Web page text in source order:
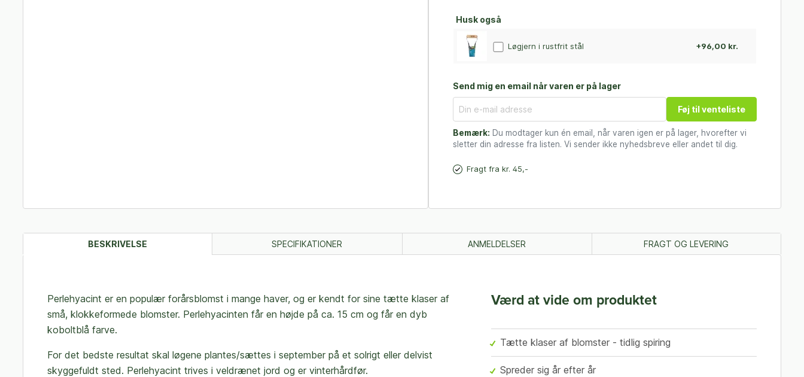
Husk også
Løgjern i rustfrit stål +96,00 kr.
Send mig en email når varen er på lager
Føj til venteliste
Bemærk: Du modtager kun én email, når varen igen er på lager, hvorefter vi
sletter din adresse fra listen. Vi sender ikke nyhedsbreve eller andet til dig.
Fragt fra kr. 45,-
BESKRIVELSE SPECIFIKATIONER ANMELDELSER FRAGT OG LEVERING
Perlehyacint er en populær forårsblomst i mange haver, og er kendt for sine tætte klaser af
små, klokkeformede blomster. Perlehyacinten får en højde på ca. 15 cm og får en dyb
koboltblå farve.
For det bedste resultat skal løgene plantes/sættes i september på et solrigt eller delvist
skyggefuldt sted. Perlehyacint trives i veldrænet jord og er vinterhårdfør.
Værd at vide om produktet
Tætte klaser af blomster - tidlig spiring
Spreder sig år efter år